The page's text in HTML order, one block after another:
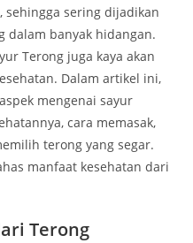
sehingga sering dijadikan
dalam banyak hidangan.
Terong juga kaya akan
Dalam artikel ini,
mengenai sayur
cara memasak,
terong yang segar.
manfaat kesehatan dari
Terong